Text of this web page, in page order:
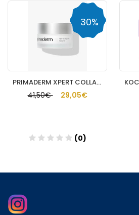
PRIMADERM XPERT COLLAGENEUR CREMA CUELLO Y ESCOTE
41,50€ 29,05€
30%
(0)